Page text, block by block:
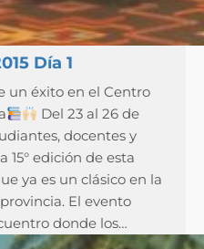
Día 1
un éxito en el Centro
Del 23 al 26 de
docentes y
edición de esta
ya es un clásico en la
El evento
donde los…